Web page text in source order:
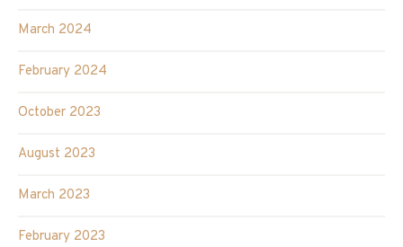
March 2024
February 2024
October 2023
August 2023
March 2023
February 2023